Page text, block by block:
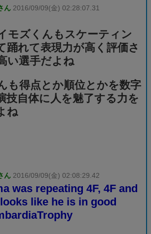
ん 2016/09/09(金) 02:28:07.31
モズくんもスケーティン
踊れて表現力が高く評価さ
い選手だよね
も得点とか順位とかを数字
技自体に人を魅了する力を
ね
ん 2016/09/09(金) 02:08:29.42
was repeating 4F, 4F and
like he is in good